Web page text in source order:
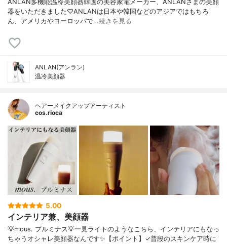
ANLAN多機能温冷美顔器韓国の美容家電メーカー、ANLANさまの美顔
器をいただきました♡ANLANは日本や韓国などのアジアではもちろ
ん、アメリカやヨーロッパで…続きを見る
ANLAN(アンラン)
温冷美顔器
ヘアーメイクアップアーティスト
cos.rioca
5.00
インテリア兼、美顔器
💡mous. プルミナス💡一見ライトのようなこちら、インテリアにもなっ
ちゃうオシャレ美顔器なんです✨【ポイント】✓普段のスキンケア時に